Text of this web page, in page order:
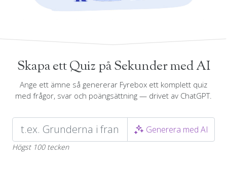
Skapa ett Quiz på Sekunder med AI
Ange ett ämne så genererar Fyrebox ett komplett quiz
med frågor, svar och poängsättning — drivet av ChatGPT.
Generera med AI
Högst 100 tecken